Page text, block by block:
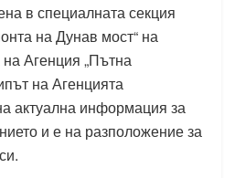
в специалната секция
на Дунав мост“ на
на Агенция „Пътна
на Агенцията
актуална информация за
и е на разположение за